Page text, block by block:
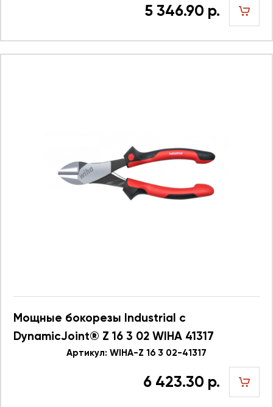
5 346.90 р.
Мощные бокорезы Industrial с
DynamicJoint® Z 16 3 02 WIHA 41317
Артикул: WIHA-Z 16 3 02-41317
6 423.30 р.